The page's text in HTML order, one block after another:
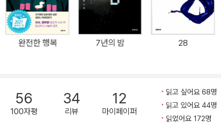
구현해내는 스토리텔러이자 프로그래밍 기술자인 해상은 자신에
게 들어온 하나의 기이한 의뢰를 따라 ‘경주’를 만난다. 그들이 만
나는 곳은 ‘롤라’. 롤라의 세계는 빛나는 가상들이 만나 현실을 이
루는, 가히 벤야민적 아케이드이다. 미래 인류의 가상 극장을 연
소설은 꽉 닫힌 아케이드의 한쪽 문을 열어 독자를 빠져나가게 한
하리야 사막을 직접 오갔다. 거대한 유빙에 포위된 어둠의 바다에
완전한 행복 7년의 밤 28
56
100자평
34
리뷰
12
마이페이퍼
읽고 싶어요 68명
읽고 있어요 44명
읽었어요 172명